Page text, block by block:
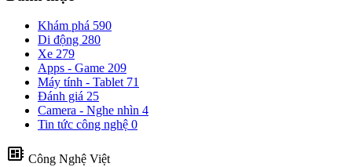
Khám phá 590
Di động 280
Xe 279
Apps - Game 209
Máy tính - Tablet 71
Đánh giá 25
Camera - Nghe nhìn 4
Tin tức công nghệ 0
developer_board Công Nghệ Việt